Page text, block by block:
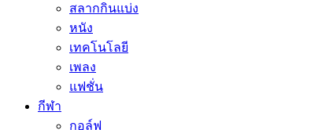
สลากกินแบ่ง
หนัง
เทคโนโลยี
เพลง
แฟชั่น
กีฬา
กอล์ฟ